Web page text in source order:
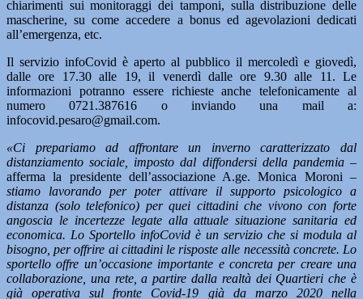
chiarimenti sui monitoraggi dei tamponi, sulla distribuzione delle
mascherine, su come accedere a bonus ed agevolazioni dedicati
all’emergenza, etc.
Il servizio infoCovid è aperto al pubblico il mercoledì e giovedì,
dalle ore 17.30 alle 19, il venerdì dalle ore 9.30 alle 11. Le
informazioni potranno essere richieste anche telefonicamente al
numero 0721.387616 o inviando una mail a:
infocovid.pesaro@gmail.com.
«Ci prepariamo ad affrontare un inverno caratterizzato dal
distanziamento sociale, imposto dal diffondersi della pandemia–
afferma la presidente dell’associazione A.ge. Monica Moroni –
stiamo lavorando per poter attivare il supporto psicologico a
distanza (solo telefonico) per quei cittadini che vivono con forte
angoscia le incertezze legate alla attuale situazione sanitaria ed
economica. Lo Sportello infoCovid è un servizio che si modula al
bisogno, per offrire ai cittadini le risposte alle necessità concrete. Lo
sportello offre un’occasione importante e concreta per creare una
collaborazione, una rete, a partire dalla realtà dei Quartieri che è
già operativa sul fronte Covid-19 già da marzo 2020 nella